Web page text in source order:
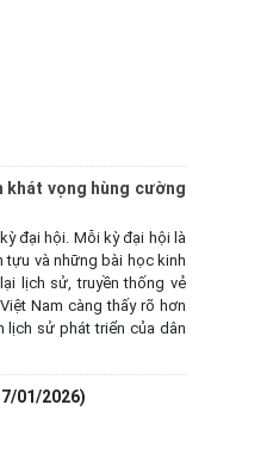
khát vọng hùng cường
đại hội. Mỗi kỳ đại hội là
tựu và những bài học kinh
lịch sử, truyền thống vẻ
Nam càng thấy rõ hơn
lịch sử phát triển của dân
01/2026)